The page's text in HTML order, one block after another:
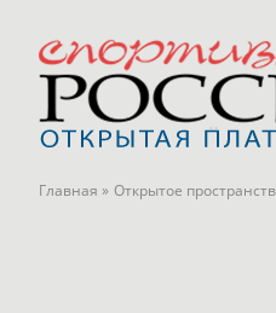
Главная » Открытое